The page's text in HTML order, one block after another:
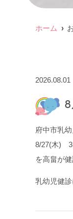
ホーム
2026.08.01
8
府中市乳
8/27(木)
を高畠が
乳幼児健